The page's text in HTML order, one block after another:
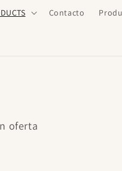
Contacto
oferta